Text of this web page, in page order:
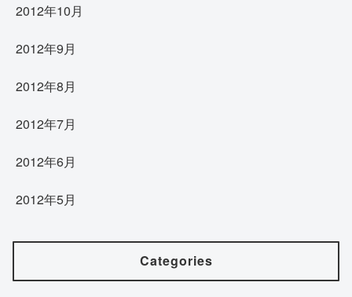
2012年10月
2012年9月
2012年8月
2012年7月
2012年6月
2012年5月
Categories